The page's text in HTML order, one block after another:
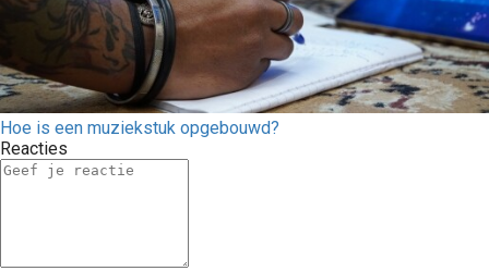
Hoe is een muziekstuk opgebouwd?
Reacties